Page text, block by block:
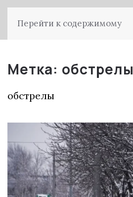
Перейти к содержимому
Метка: обстрелы
обстрелы